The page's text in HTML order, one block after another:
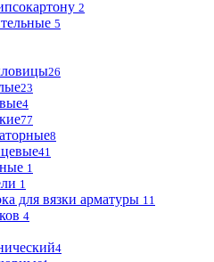
2
5
26
23
4
77
8
41
1
1
для вязки арматуры 11
4
4